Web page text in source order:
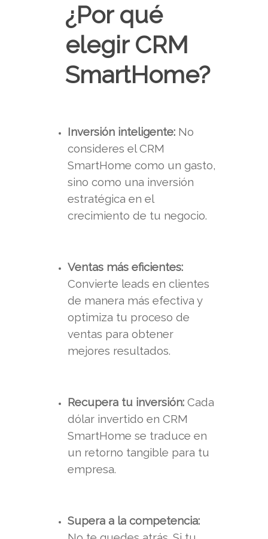
¿Por qué
elegir CRM
SmartHome?
Inversión inteligente: No
consideres el CRM
SmartHome como un gasto,
sino como una inversión
estratégica en el
crecimiento de tu negocio.
Ventas más eficientes:
Convierte leads en clientes
de manera más efectiva y
optimiza tu proceso de
ventas para obtener
mejores resultados.
Recupera tu inversión: Cada
dólar invertido en CRM
SmartHome se traduce en
un retorno tangible para tu
empresa.
Supera a la competencia: